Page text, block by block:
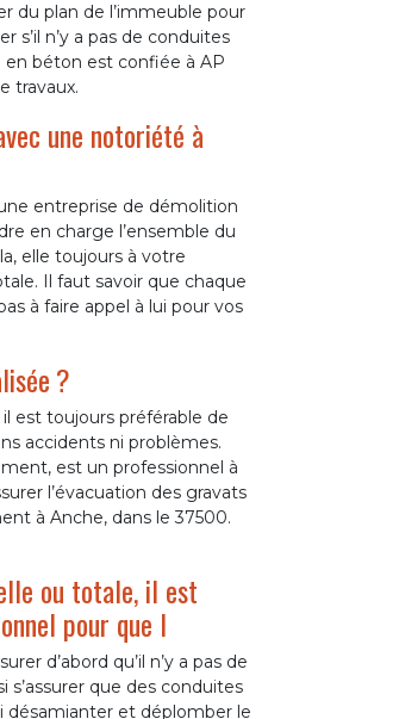
du plan de l’immeuble pour
s’il n’y a pas de conduites
en béton est confiée à AP
travaux.
une notoriété à
entreprise de démolition
en charge l’ensemble du
elle toujours à votre
Il faut savoir que chaque
à faire appel à lui pour vos
?
est toujours préférable de
accidents ni problèmes.
est un professionnel à
l’évacuation des gravats
à Anche, dans le 37500.
ou totale, il est
pour que l
d’abord qu’il n’y a pas de
que des conduites
désamianter et déplomber le